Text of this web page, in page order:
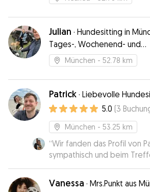
Julian · Hundesitting in
Tages-, Wochenend- und
Ferienbetreuung
München - 52.78 km
Patrick · Liebevolle
5.0 (3
München - 53.25 km
“Wir fanden das Profil von
sympathisch und beim
Gefühl bestätigt. Pablo hat
wie zuhause gefühlt bei
alles top! Wir merken uns
Vanessa · Mrs.Punkt aus